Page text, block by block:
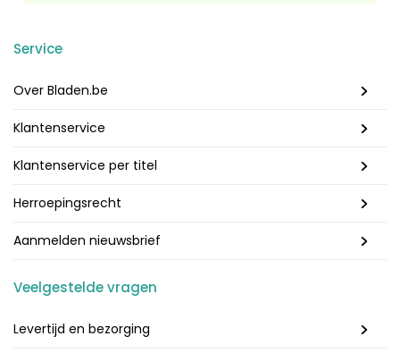
Service
Over Bladen.be
Klantenservice
Klantenservice per titel
Herroepingsrecht
Aanmelden nieuwsbrief
Veelgestelde vragen
Levertijd en bezorging